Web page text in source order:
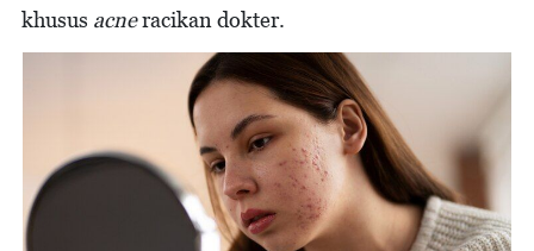
khusus acneracikan dokter.